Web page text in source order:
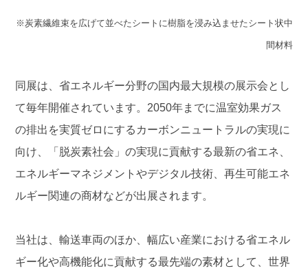
※炭素繊維束を広げて並べたシートに樹脂を浸み込ませたシート状中
間材料
同展は、省エネルギー分野の国内最大規模の展示会とし
て毎年開催されています。2050年までに温室効果ガス
の排出を実質ゼロにするカーボンニュートラルの実現に
向け、「脱炭素社会」の実現に貢献する最新の省エネ、
エネルギーマネジメントやデジタル技術、再生可能エネ
ルギー関連の商材などが出展されます。
当社は、輸送車両のほか、幅広い産業における省エネル
ギー化や高機能化に貢献する最先端の素材として、世界